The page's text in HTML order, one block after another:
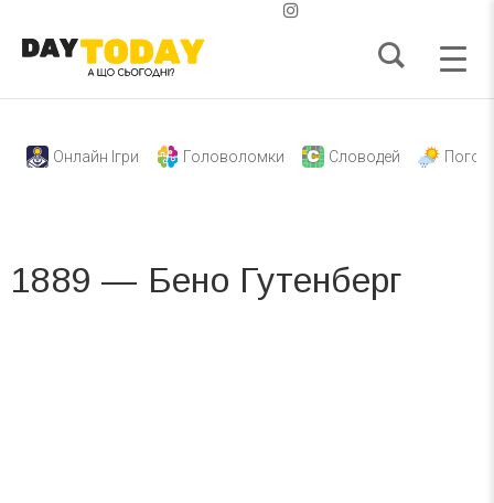
Онлайн Ігри Головоломки Словодей
1889 — Бено Гутенберг